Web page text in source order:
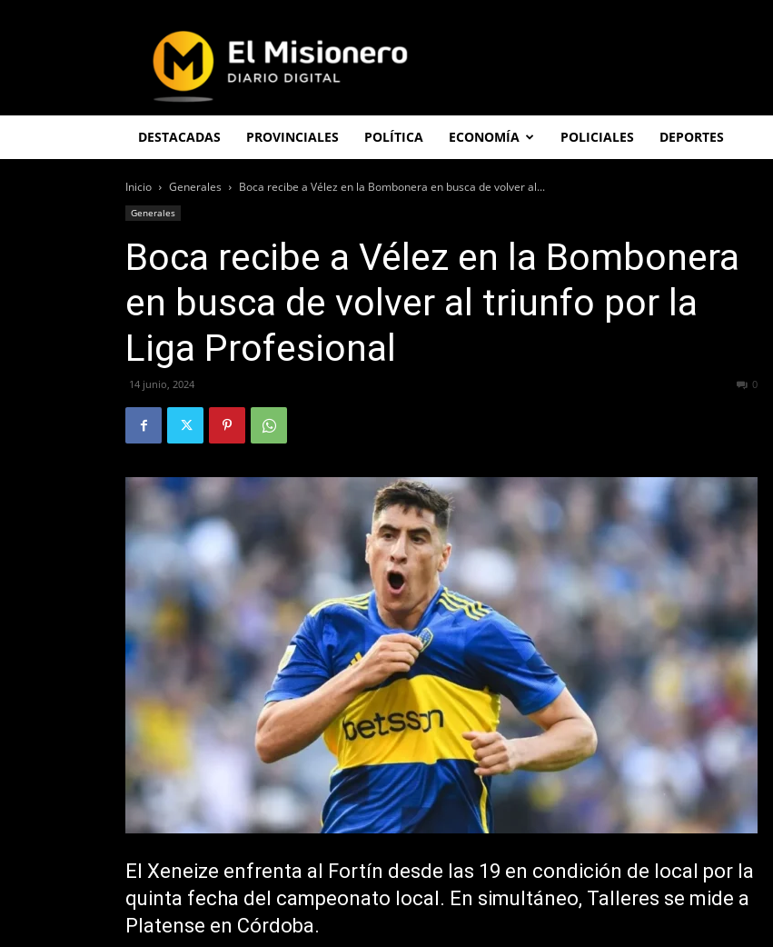
Misionero
DESTACADAS PROVINCIALES POLÍTICA ECONOMÍA POLICIALES DEPORTES
Inicio Generales Boca recibe a Vélez en la Bombonera en busca de volver al...
Generales
Boca recibe a Vélez en la Bombonera
en busca de volver al triunfo por la
Liga Profesional
14 junio, 2024 0
El Xeneize enfrenta al Fortín desde las 19 en condición de local por la
quinta fecha del campeonato local. En simultáneo, Talleres se mide a
Platense en Córdoba.